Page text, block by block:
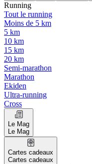
Running
Tout le running
Moins de 5 km
5 km
10 km
15 km
20 km
Semi-marathon
Marathon
Ekiden
Ultra-running
Cross
Le Mag
Le Mag
Cartes cadeaux
Cartes cadeaux